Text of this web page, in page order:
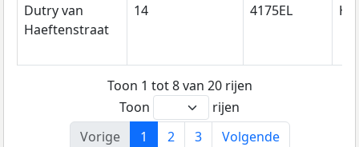
Dutry van
Haeftenstraat
14 4175EL
Toon 1 tot 8 van 20 rijen
Toon
rijen
Vorige
1 2 3 Volgende